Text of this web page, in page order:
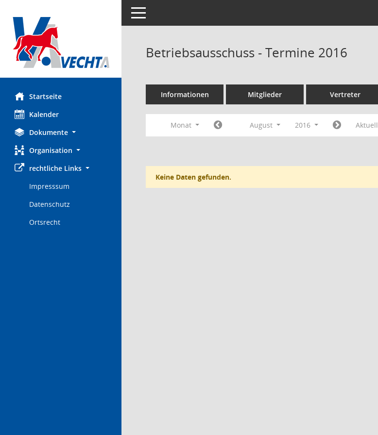
Startseite
Kalender
Dokumente
Organisation
rechtliche Links
Impresssum
Datenschutz
Ortsrecht
Toggle navigation
Betriebsausschuss - Termine 2016
Informationen Mitglieder Vertreter
Monat August 2016 Aktuell
Keine Daten gefunden.